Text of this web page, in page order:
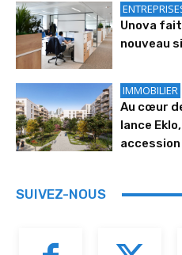
Unova
nouveau
IMMOBILIER
Au cœur
lance
accession
SUIVEZ-NOUS